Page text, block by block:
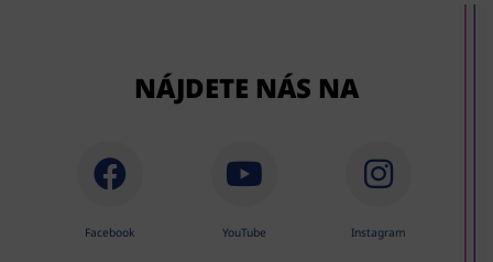
NÁJDETE NÁS NA
Facebook YouTube Instagram